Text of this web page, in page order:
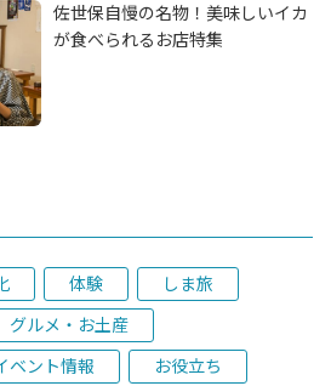
佐世保自慢の名物！美味しいイカ
が食べられるお店特集
体験
しま旅
グルメ・お土産
ベント情報 お役立ち